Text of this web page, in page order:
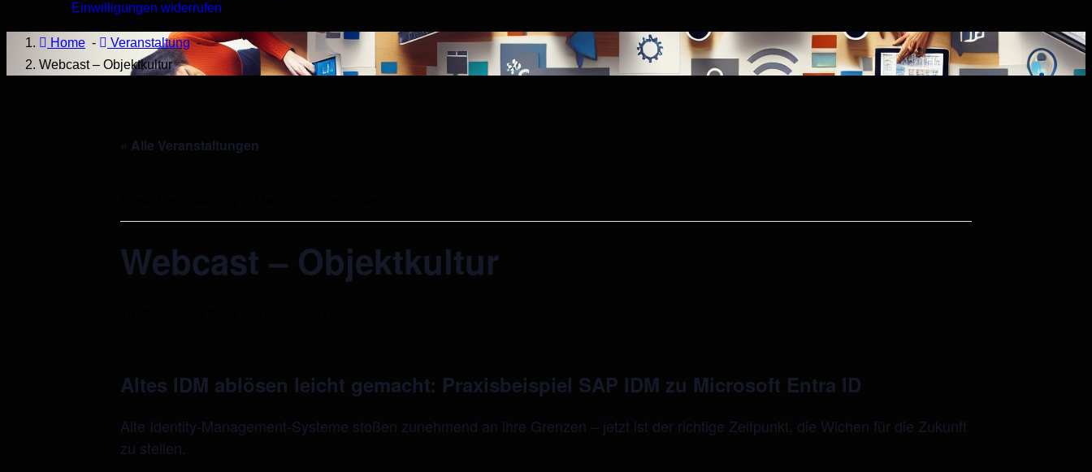
Einwilligungen widerrufen
Home - Veranstaltung-
Webcast – Objektkultur
« Alle Veranstaltungen
Webcast – Objektkultur
Altes IDM ablösen leicht gemacht: Praxisbeispiel SAP IDM zu Microsoft Entra ID
Alte Identity-Management-Systeme stoßen zunehmend an ihre Grenzen – jetzt ist der richtige Zeitpunkt, die Wichen für die Zukunft
zu stellen.